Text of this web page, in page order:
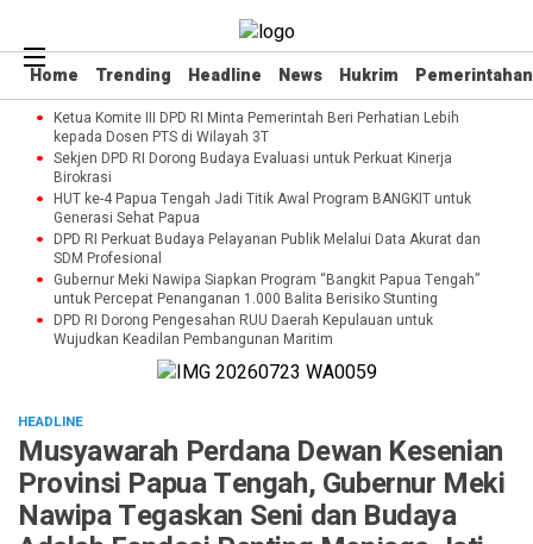
Home Trending Headline News Hukrim Pemerintahan
Ketua Komite III DPD RI Minta Pemerintah Beri Perhatian Lebih
kepada Dosen PTS di Wilayah 3T
Sekjen DPD RI Dorong Budaya Evaluasi untuk Perkuat Kinerja
Birokrasi
HUT ke-4 Papua Tengah Jadi Titik Awal Program BANGKIT untuk
Generasi Sehat Papua
DPD RI Perkuat Budaya Pelayanan Publik Melalui Data Akurat dan
SDM Profesional
Gubernur Meki Nawipa Siapkan Program “Bangkit Papua Tengah”
untuk Percepat Penanganan 1.000 Balita Berisiko Stunting
DPD RI Dorong Pengesahan RUU Daerah Kepulauan untuk
Wujudkan Keadilan Pembangunan Maritim
HEADLINE
Musyawarah Perdana Dewan Kesenian
Provinsi Papua Tengah, Gubernur Meki
Nawipa Tegaskan Seni dan Budaya